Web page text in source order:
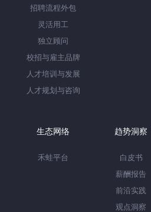
招聘流程外包
灵活用工
独立顾问
校招与雇主品牌
人才培训与发展
人才规划与咨询
生态网络
禾蛙平台
趋势洞察
白皮书
薪酬报告
前沿实践
观点洞察